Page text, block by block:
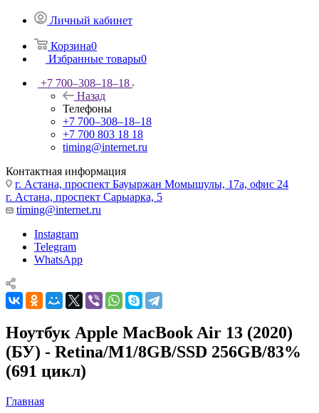
Личный кабинет
Корзина0
Избранные товары0
+7 700‒308‒18‒18
Назад
Телефоны
+7 700‒308‒18‒18
+7 700 803 18 18
timing@internet.ru
Контактная информация
г. Астана, проспект Бауыржан Момышулы, 17а, офис 24
г. Астана, проспект Сарыарка, 5
timing@internet.ru
Instagram
Telegram
WhatsApp
Ноутбук Apple MacBook Air 13 (2020)
(БУ) - Retina/M1/8GB/SSD 256GB/83%
(691 цикл)
Главная